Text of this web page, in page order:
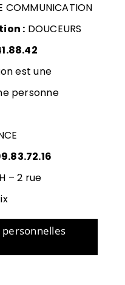
COMMUNICATION
: DOUCEURS
est une
personne
– 2 rue